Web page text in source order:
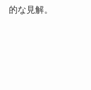
的な見解。